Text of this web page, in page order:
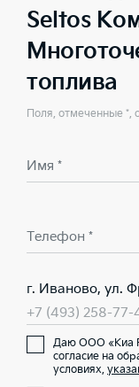
Seltos
топлива
Поля, отмеченные *,
Имя *
Телефон *
г. Иваново, ул.
+7 (493) 258-77-
Даю ООО «Киа
согласие на
условиях,